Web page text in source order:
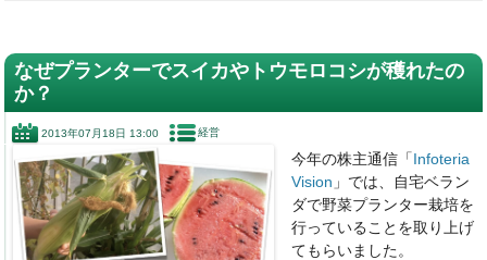
なぜプランターでスイカやトウモロコシが穫れたの
か？
2013年07月18日 13:00 経営
今年の株主通信「Infoteria
Vision 」では、自宅ベラン
ダで野菜プランター栽培を
行っていることを取り上げ
てもらいました。